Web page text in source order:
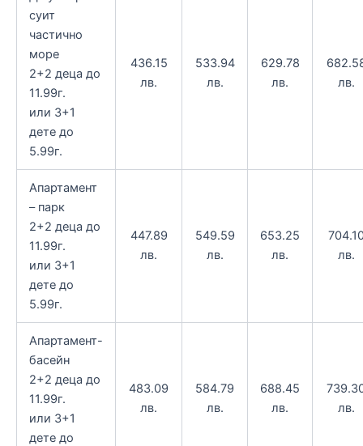
суит
частично
море
2+2 деца до
11.99г.
или 3+1
дете до
5.99г.
436.15
лв.
533.94
лв.
629.78
лв.
лв.
Апартамент
– парк
2+2 деца до
11.99г.
или 3+1
дете до
5.99г.
447.89
лв.
549.59
лв.
653.25
лв.
лв.
Апартамент-
басейн
2+2 деца до
11.99г.
или 3+1
дете до
483.09
лв.
584.79
лв.
688.45
лв.
лв.